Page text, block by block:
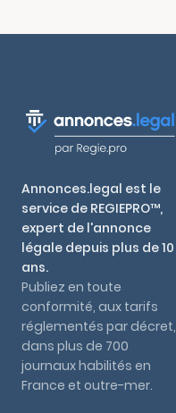
Annonces.legal est le
service de REGIEPRO™,
expert de l'annonce
légale depuis plus de 10
ans.
Publiez en toute
conformité, aux tarifs
réglementés par décret,
dans plus de 700
journaux habilités en
France et outre-mer.